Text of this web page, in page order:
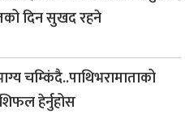
दिन सुखद रहने
चम्किंदै..पाथिभरामाताको
हेर्नुहोस